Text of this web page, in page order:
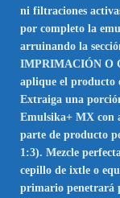
ni filtraciones
por completo la
arruinando la
IMPRIMACIÓN O
aplique el producto
Extraiga una
Emulsika+ MX con
parte de producto
1:3). Mezcle
cepillo de ixtle o
primario penetrará